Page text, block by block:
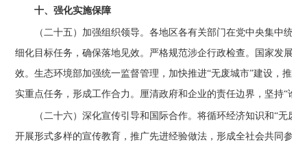
十、强化实施保障
（二十五）加强组织领导。各地区各有关部门在党中央集中统
细化目标任务，确保落地见效。严格规范涉企行政检查。国家发展
效。生态环境部加强统一监督管理，加快推进“无废城市”建设，推
实重点任务，形成工作合力。厘清政府和企业的责任边界，坚持“谁
（二十六）深化宣传引导和国际合作。将循环经济知识和“无废
开展形式多样的宣传教育，推广先进经验做法，形成全社会共同参